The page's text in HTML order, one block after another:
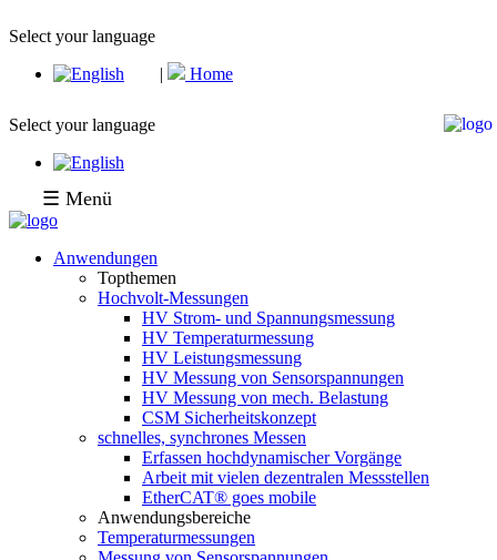
Select your language
|
Home
Select your language
☰ Menü
Anwendungen
Topthemen
Hochvolt-Messungen
HV Strom- und Spannungsmessung
HV Temperaturmessung
HV Leistungsmessung
HV Messung von Sensorspannungen
HV Messung von mech. Belastung
CSM Sicherheitskonzept
schnelles, synchrones Messen
Erfassen hochdynamischer Vorgänge
Arbeit mit vielen dezentralen Messstellen
EtherCAT® goes mobile
Anwendungsbereiche
Temperaturmessungen